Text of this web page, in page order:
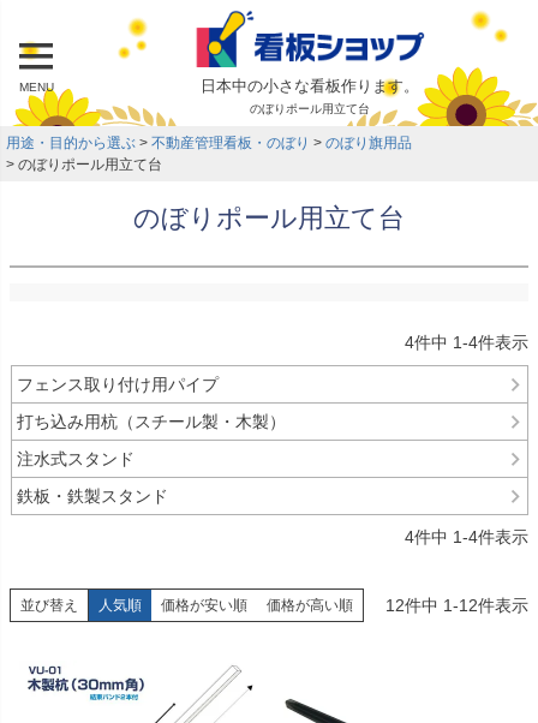
MENU 日本中の小さな看板作ります。
のぼりポール用立て台
用途・目的から選ぶ 不動産管理看板・のぼり
のぼり旗用品
のぼりポール用立て台
のぼりポール用立て台
4件中 1-4件表示
フェンス取り付け用パイプ
打ち込み用杭（スチール製・木製）
注水式スタンド
鉄板・鉄製スタンド
4件中 1-4件表示
並び替え 人気順 価格が安い順 価格が高い順 12件中 1-12件表示